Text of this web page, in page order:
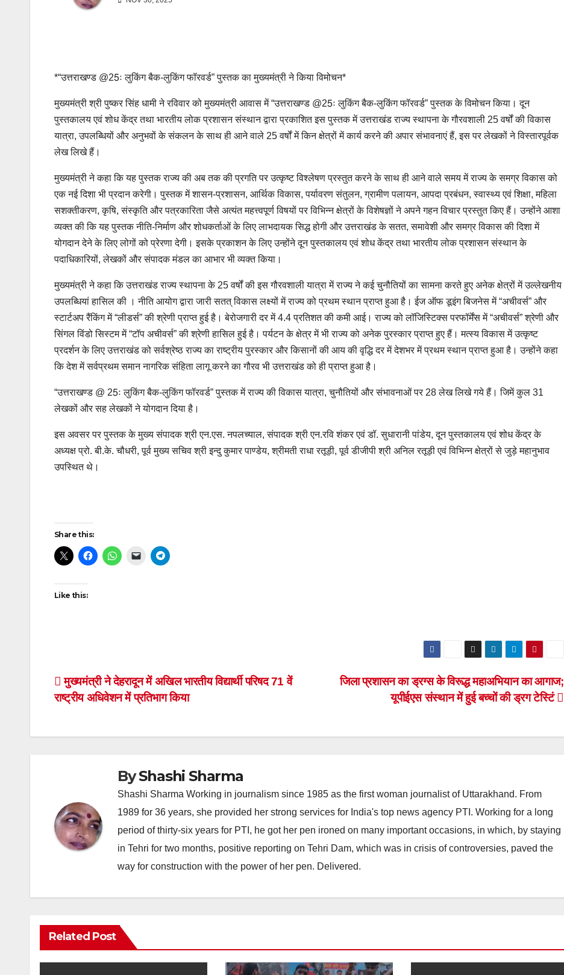
*“उत्तराखण्ड @25ः लुकिंग बैक-लुकिंग फॉरवर्ड” पुस्तक का मुख्यमंत्री ने किया विमोचन*
मुख्यमंत्री श्री पुष्कर सिंह धामी ने रविवार को मुख्यमंत्री आवास में “उत्तराखण्ड @25ः लुकिंग बैक-लुकिंग फॉरवर्ड” पुस्तक के विमोचन किया। दून
पुस्तकालय एवं शोध केंद्र तथा भारतीय लोक प्रशासन संस्थान द्वारा प्रकाशित इस पुस्तक में उत्तराखंड राज्य स्थापना के गौरवशाली 25 वर्षों की विकास
यात्रा, उपलब्धियों और अनुभवों के संकलन के साथ ही आने वाले 25 वर्षों में किन क्षेत्रों में कार्य करने की अपार संभावनाएं हैं, इस पर लेखकों ने विस्तारपूर्वक
लेख लिखे हैं।
मुख्यमंत्री ने कहा कि यह पुस्तक राज्य की अब तक की प्रगति पर उत्कृष्ट विश्लेषण प्रस्तुत करने के साथ ही आने वाले समय में राज्य के समग्र विकास को
एक नई दिशा भी प्रदान करेगी। पुस्तक में शासन-प्रशासन, आर्थिक विकास, पर्यावरण संतुलन, ग्रामीण पलायन, आपदा प्रबंधन, स्वास्थ्य एवं शिक्षा, महिला
सशक्तीकरण, कृषि, संस्कृति और पत्रकारिता जैसे अत्यंत महत्त्वपूर्ण विषयों पर विभिन्न क्षेत्रों के विशेषज्ञों ने अपने गहन विचार प्रस्तुत किए हैं। उन्होंने आशा
व्यक्त की कि यह पुस्तक नीति-निर्माण और शोधकर्ताओं के लिए लाभदायक सिद्ध होगी और उत्तराखंड के सतत, समावेशी और समग्र विकास की दिशा में
योगदान देने के लिए लोगों को प्रेरणा देगी। इसके प्रकाशन के लिए उन्होंने दून पुस्तकालय एवं शोध केंद्र तथा भारतीय लोक प्रशासन संस्थान के
पदाधिकारियों, लेखकों और संपादक मंडल का आभार भी व्यक्त किया।
मुख्यमंत्री ने कहा कि उत्तराखंड राज्य स्थापना के 25 वर्षों की इस गौरवशाली यात्रा में राज्य ने कई चुनौतियों का सामना करते हुए अनेक क्षेत्रों में उल्लेखनीय
उपलब्धियां हासिल की । नीति आयोग द्वारा जारी सतत् विकास लक्ष्यों में राज्य को प्रथम स्थान प्राप्त हुआ है। ईज ऑफ डूइंग बिजनेस में “अचीवर्स” और
स्टार्टअप रैंकिंग में “लीडर्स” की श्रेणी प्राप्त हुई है। बेरोजगारी दर में 4.4 प्रतिशत की कमी आई। राज्य को लॉजिस्टिक्स परफॉर्मेंस में “अचीवर्स” श्रेणी और
सिंगल विंडो सिस्टम में “टॉप अचीवर्स” की श्रेणी हासिल हुई है। पर्यटन के क्षेत्र में भी राज्य को अनेक पुरस्कार प्राप्त हुए हैं। मत्स्य विकास में उत्कृष्ट
प्रदर्शन के लिए उत्तराखंड को सर्वश्रेष्ठ राज्य का राष्ट्रीय पुरस्कार और किसानों की आय की वृद्धि दर में देशभर में प्रथम स्थान प्राप्त हुआ है। उन्होंने कहा
कि देश में सर्वप्रथम समान नागरिक संहिता लागू करने का गौरव भी उत्तराखंड को ही प्राप्त हुआ है।
“उत्तराखण्ड @ 25ः लुकिंग बैक-लुकिंग फॉरवर्ड” पुस्तक में राज्य की विकास यात्रा, चुनौतियों और संभावनाओं पर 28 लेख लिखे गये हैं। जिमें कुल 31
लेखकों और सह लेखकों ने योगदान दिया है।
इस अवसर पर पुस्तक के मुख्य संपादक श्री एन.एस. नपलच्याल, संपादक श्री एन.रवि शंकर एवं डॉ. सुधारानी पांडेय, दून पुस्तकालय एवं शोध केंद्र के
अध्यक्ष प्रो. बी.के. चौधरी, पूर्व मुख्य सचिव श्री इन्दु कुमार पाण्डेय, श्रीमती राधा रतूड़ी, पूर्व डीजीपी श्री अनिल रतूड़ी एवं विभिन्न क्षेत्रों से जुड़े महानुभाव
उपस्थित थे।
Post
navigation
Share this:
Like this:
Post
navigation
जिला प्रशासन का ड्रग्स के विरूद्ध महाअभियान का आगाज;
यूपीईएस संस्थान में हुई बच्चों की ड्रग टेस्टिं
मुख्यमंत्री ने देहरादून में अखिल भारतीय विद्यार्थी परिषद 71 वें
राष्ट्रीय अधिवेशन में प्रतिभाग किया
ByShashi Sharma
Shashi Sharma Working in journalism since 1985 as the first woman journalist of Uttarakhand. From
1989 for 36 years, she provided her strong services for India's top news agency PTI. Working for a long
period of thirty-six years for PTI, he got her pen ironed on many important occasions, in which, by staying
in Tehri for two months, positive reporting on Tehri Dam, which was in crisis of controversies, paved the
way for construction with the power of her pen. Delivered.
Related Post